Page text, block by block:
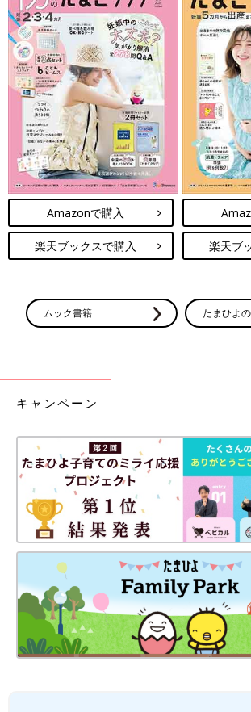
Amazonで購入
楽天ブックスで購入 楽天ブ
ムック書籍 たまひよ
キャンペーン